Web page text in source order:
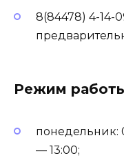
8(84478) 4-14-
Режим
понедельник:
— 13:00;